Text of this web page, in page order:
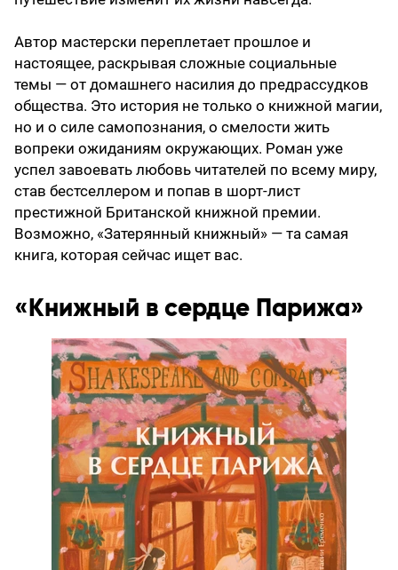
Автор мастерски переплетает прошлое и
настоящее, раскрывая сложные социальные
темы — от домашнего насилия до предрассудков
общества. Это история не только о книжной магии,
но и о силе самопознания, о смелости жить
вопреки ожиданиям окружающих. Роман уже
успел завоевать любовь читателей по всему миру,
став бестселлером и попав в шорт-лист
престижной Британской книжной премии.
Возможно, «Затерянный книжный» — та самая
книга, которая сейчас ищет вас.
«Книжный в сердце Парижа»